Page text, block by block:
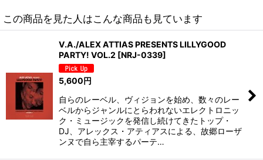
この商品を見た人はこんな商品も見ています
V.A./ALEX ATTIAS PRESENTS LILLYGOOD
PARTY! VOL.2 [NRJ-0339]
5,600円
自らのレーベル、ヴィジョンを始め、数々のレー
ベルからジャンルにとらわれないエレクトロニッ
ク・ミュージックを発信し続けてきたトップ・
DJ、アレックス・アティアスによる、故郷ローザ
ンヌで自ら主宰するパーテ…